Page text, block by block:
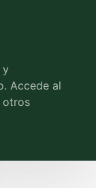
y
Accede al
otros